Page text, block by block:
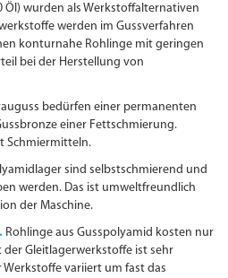
Öl) wurden als Werkstoffalternativen
werden im Gussverfahren
konturnahe Rohlinge mit geringen
bei der Herstellung von
bedürfen einer permanenten
einer Fettschmierung.
Schmiermitteln.
sind selbstschmierend und
werden. Das ist umweltfreundlich
der Maschine.
Rohlinge aus Gusspolyamid kosten nur
der Gleitlagerwerkstoffe ist sehr
variiert um fast das